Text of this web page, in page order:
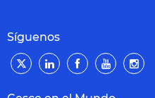
Síguenos